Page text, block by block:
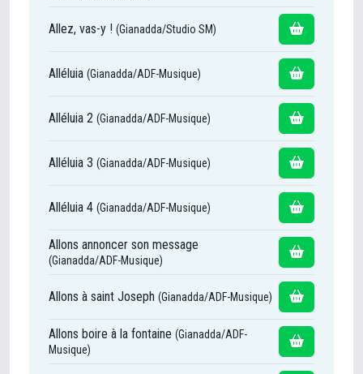
Allez, vas-y ! (Gianadda/Studio SM)
Alléluia (Gianadda/ADF-Musique)
Alléluia 2 (Gianadda/ADF-Musique)
Alléluia 3 (Gianadda/ADF-Musique)
Alléluia 4 (Gianadda/ADF-Musique)
Allons annoncer son message
(Gianadda/ADF-Musique)
Allons à saint Joseph (Gianadda/ADF-Musique)
Allons boire à la fontaine (Gianadda/ADF-
Musique)